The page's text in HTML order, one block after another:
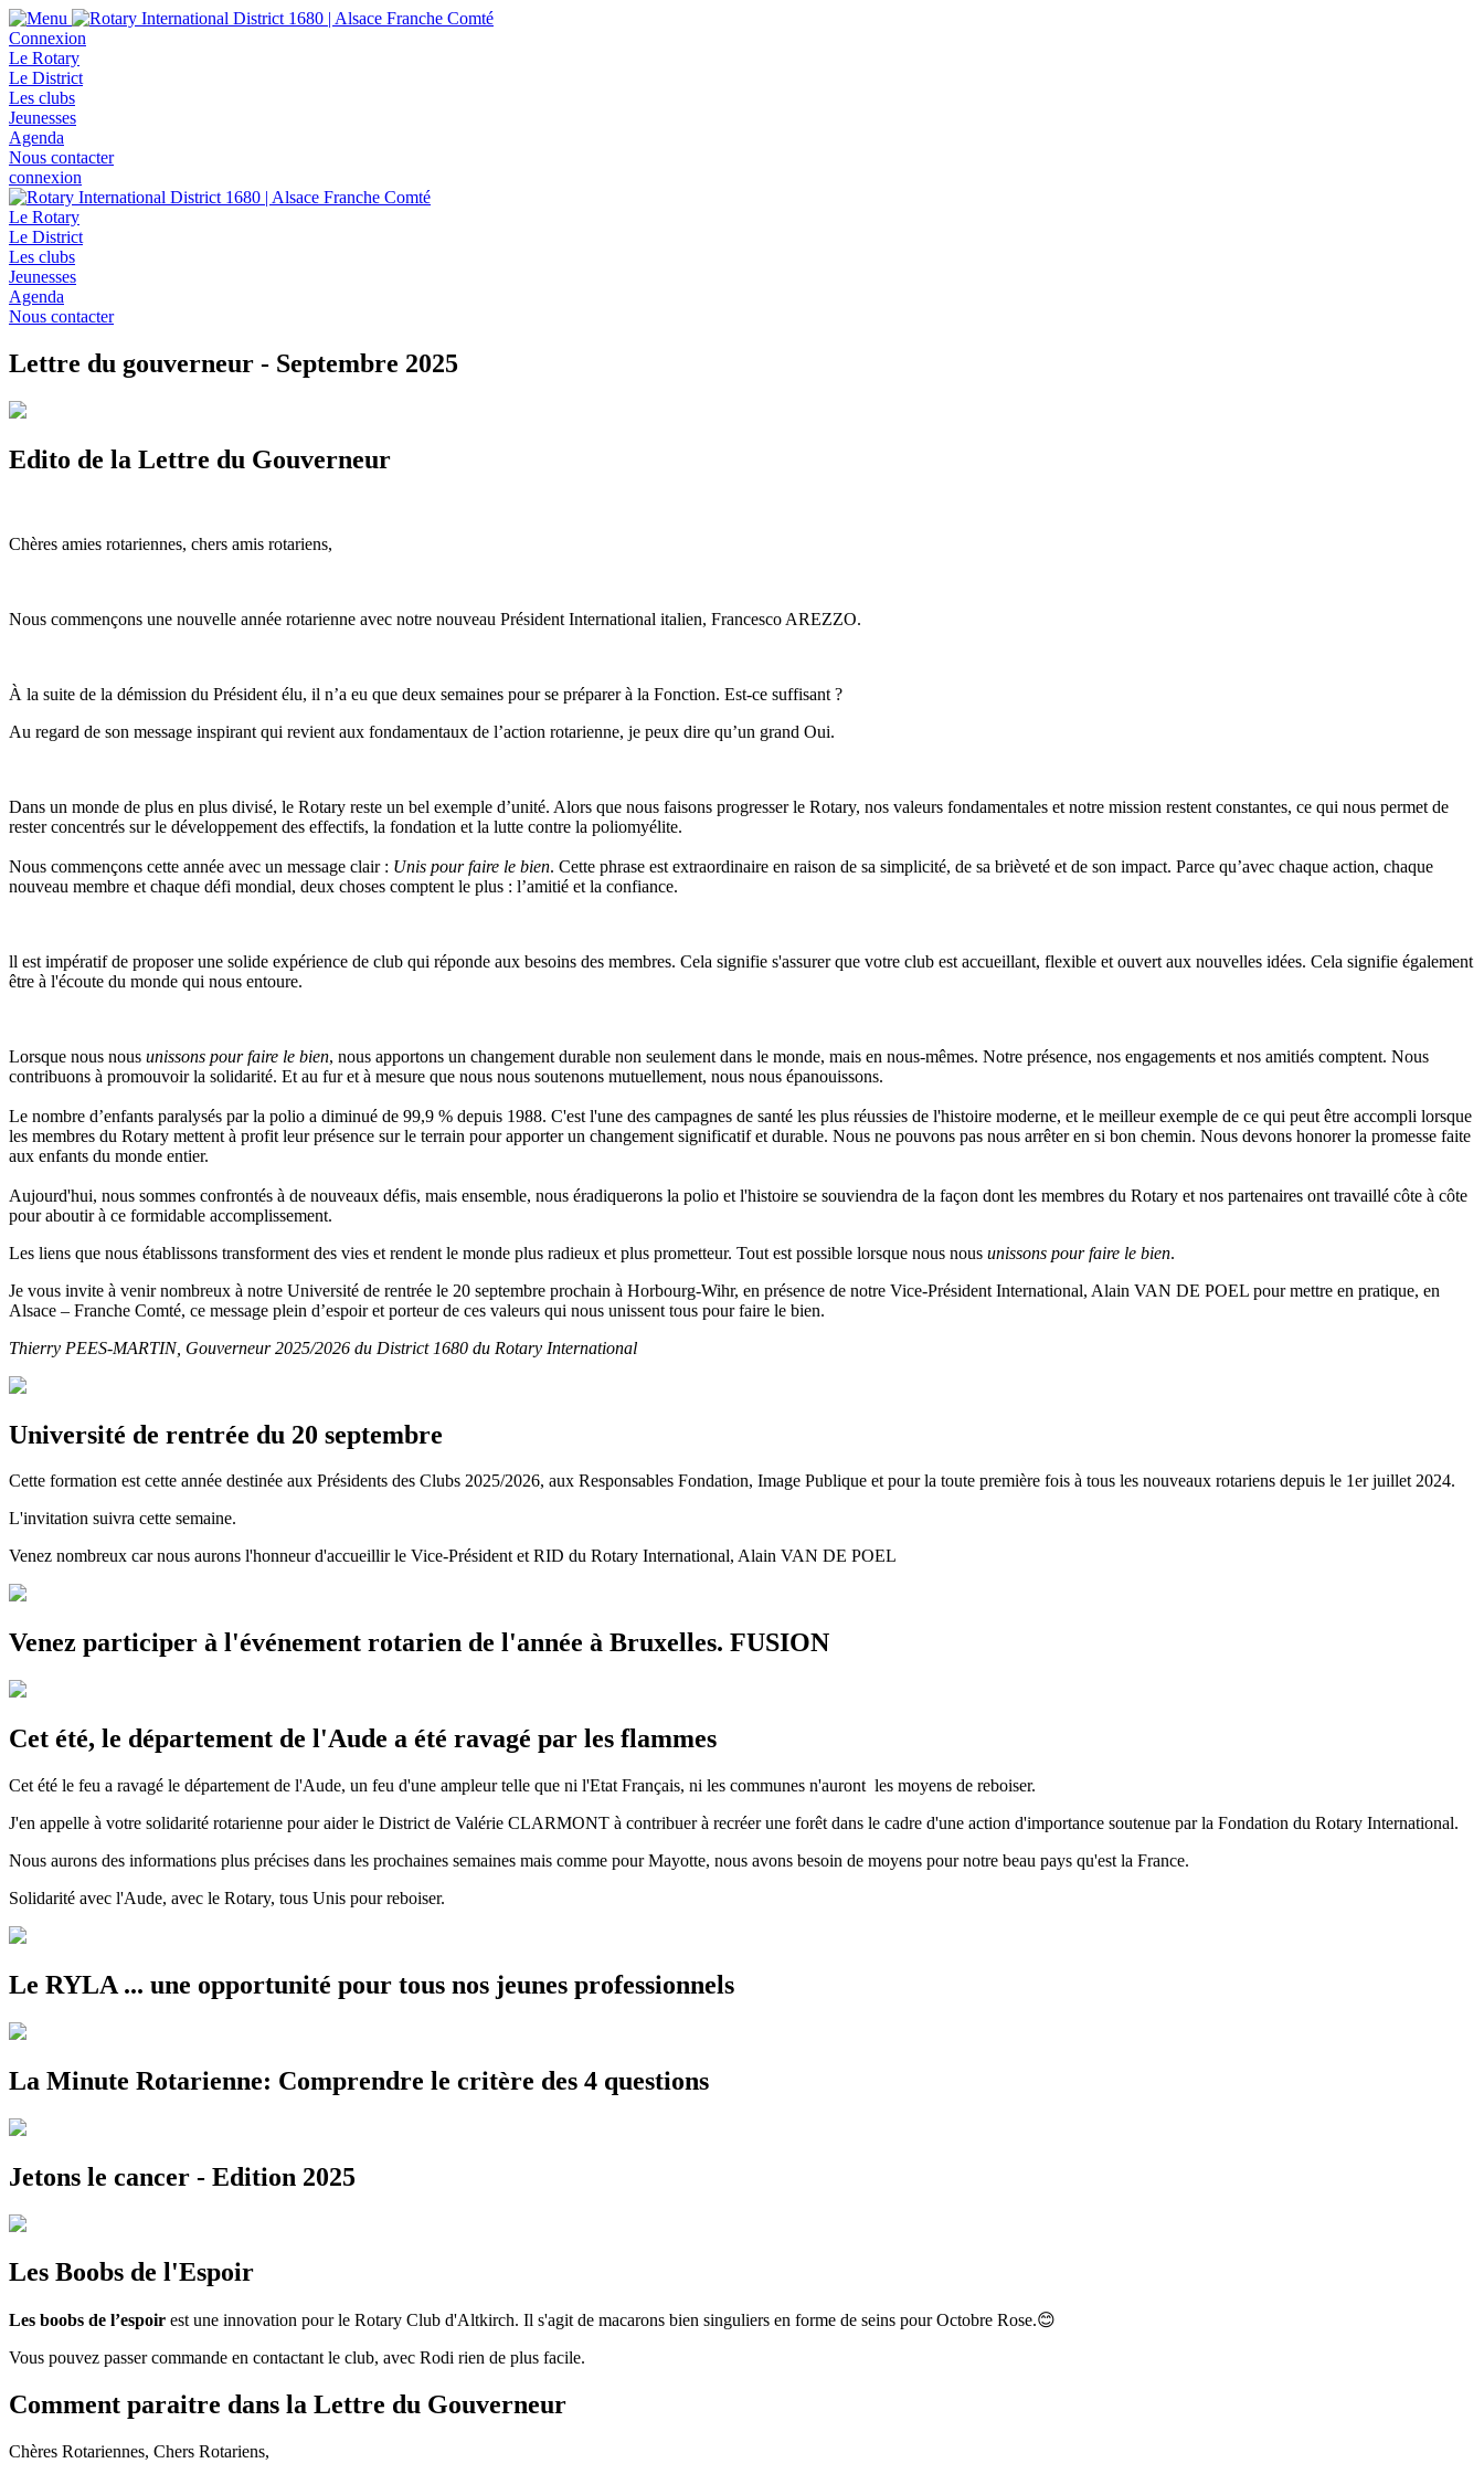
Connexion
Le Rotary
Le District
Les clubs
Jeunesses
Agenda
Nous contacter
connexion
Le Rotary
Le District
Les clubs
Jeunesses
Agenda
Nous contacter
Lettre du gouverneur - Septembre 2025
Edito de la Lettre du Gouverneur
Chères amies rotariennes, chers amis rotariens,
Nous commençons une nouvelle année rotarienne avec notre nouveau Président International italien, Francesco AREZZO.
À la suite de la démission du Président élu, il n’a eu que deux semaines pour se préparer à la Fonction. Est-ce suffisant ?
Au regard de son message inspirant qui revient aux fondamentaux de l’action rotarienne, je peux dire qu’un grand Oui.
Dans un monde de plus en plus divisé, le Rotary reste un bel exemple d’unité. Alors que nous faisons progresser le Rotary, nos valeurs fondamentales et notre mission restent constantes, ce qui nous permet de
rester concentrés sur le développement des effectifs, la fondation et la lutte contre la poliomyélite.
Nous commençons cette année avec un message clair : Unis pour faire le bien. Cette phrase est extraordinaire en raison de sa simplicité, de sa brièveté et de son impact. Parce qu’avec chaque action, chaque
nouveau membre et chaque défi mondial, deux choses comptent le plus : l’amitié et la confiance.
ll est impératif de proposer une solide expérience de club qui réponde aux besoins des membres. Cela signifie s'assurer que votre club est accueillant, flexible et ouvert aux nouvelles idées. Cela signifie également
être à l'écoute du monde qui nous entoure.
Lorsque nous nous unissons pour faire le bien, nous apportons un changement durable non seulement dans le monde, mais en nous-mêmes. Notre présence, nos engagements et nos amitiés comptent. Nous
contribuons à promouvoir la solidarité. Et au fur et à mesure que nous nous soutenons mutuellement, nous nous épanouissons.
Le nombre d’enfants paralysés par la polio a diminué de 99,9 % depuis 1988. C'est l'une des campagnes de santé les plus réussies de l'histoire moderne, et le meilleur exemple de ce qui peut être accompli lorsque
les membres du Rotary mettent à profit leur présence sur le terrain pour apporter un changement significatif et durable. Nous ne pouvons pas nous arrêter en si bon chemin. Nous devons honorer la promesse faite
aux enfants du monde entier.
Aujourd'hui, nous sommes confrontés à de nouveaux défis, mais ensemble, nous éradiquerons la polio et l'histoire se souviendra de la façon dont les membres du Rotary et nos partenaires ont travaillé côte à côte
pour aboutir à ce formidable accomplissement.
Les liens que nous établissons transforment des vies et rendent le monde plus radieux et plus prometteur. Tout est possible lorsque nous nous unissons pour faire le bien.
Je vous invite à venir nombreux à notre Université de rentrée le 20 septembre prochain à Horbourg-Wihr, en présence de notre Vice-Président International, Alain VAN DE POEL pour mettre en pratique, en
Alsace – Franche Comté, ce message plein d’espoir et porteur de ces valeurs qui nous unissent tous pour faire le bien.
Thierry PEES-MARTIN, Gouverneur 2025/2026 du District 1680 du Rotary International
Université de rentrée du 20 septembre
Cette formation est cette année destinée aux Présidents des Clubs 2025/2026, aux Responsables Fondation, Image Publique et pour la toute première fois à tous les nouveaux rotariens depuis le 1er juillet 2024.
L'invitation suivra cette semaine.
Venez nombreux car nous aurons l'honneur d'accueillir le Vice-Président et RID du Rotary International, Alain VAN DE POEL
Venez participer à l'événement rotarien de l'année à Bruxelles. FUSION
Cet été, le département de l'Aude a été ravagé par les flammes
Cet été le feu a ravagé le département de l'Aude, un feu d'une ampleur telle que ni l'Etat Français, ni les communes n'auront les moyens de reboiser.
J'en appelle à votre solidarité rotarienne pour aider le District de Valérie CLARMONT à contribuer à recréer une forêt dans le cadre d'une action d'importance soutenue par la Fondation du Rotary International.
Nous aurons des informations plus précises dans les prochaines semaines mais comme pour Mayotte, nous avons besoin de moyens pour notre beau pays qu'est la France.
Solidarité avec l'Aude, avec le Rotary, tous Unis pour reboiser.
Le RYLA ... une opportunité pour tous nos jeunes professionnels
La Minute Rotarienne: Comprendre le critère des 4 questions
Jetons le cancer - Edition 2025
Les Boobs de l'Espoir
Les boobs de l’espoir est une innovation pour le Rotary Club d'Altkirch. Il s'agit de macarons bien singuliers en forme de seins pour Octobre Rose.😊
Vous pouvez passer commande en contactant le club, avec Rodi rien de plus facile.
Comment paraitre dans la Lettre du Gouverneur
Chères Rotariennes, Chers Rotariens,